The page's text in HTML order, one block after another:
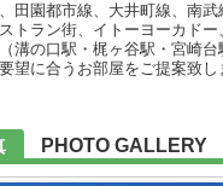
田園都市線、大井町線、南
トラン街、イトーヨーカド
溝の口駅・梶ヶ谷駅・宮崎
望に合うお部屋をご提案致し
PHOTO GALLERY